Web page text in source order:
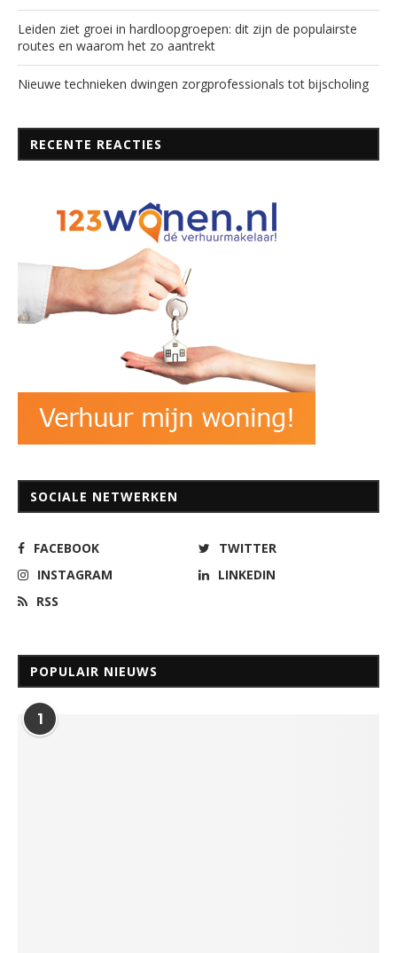
Leiden ziet groei in hardloopgroepen: dit zijn de populairste
routes en waarom het zo aantrekt
Nieuwe technieken dwingen zorgprofessionals tot bijscholing
RECENTE REACTIES
SOCIALE NETWERKEN
FACEBOOK
TWITTER
INSTAGRAM
LINKEDIN
RSS
POPULAIR NIEUWS
1